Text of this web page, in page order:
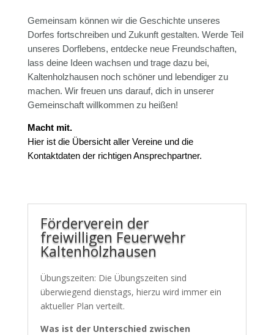
Gemeinsam können wir die Geschichte unseres
Dorfes fortschreiben und Zukunft gestalten. Werde Teil
unseres Dorflebens, entdecke neue Freundschaften,
lass deine Ideen wachsen und trage dazu bei,
Kaltenholzhausen noch schöner und lebendiger zu
machen. Wir freuen uns darauf, dich in unserer
Gemeinschaft willkommen zu heißen!
Macht mit.
Hier ist die Übersicht aller Vereine und die
Kontaktdaten der richtigen Ansprechpartner.
Förderverein der
freiwilligen Feuerwehr
Kaltenholzhausen
Übungszeiten: Die Übungszeiten sind
überwiegend dienstags, hierzu wird immer ein
aktueller Plan verteilt.
Was ist der Unterschied zwischen